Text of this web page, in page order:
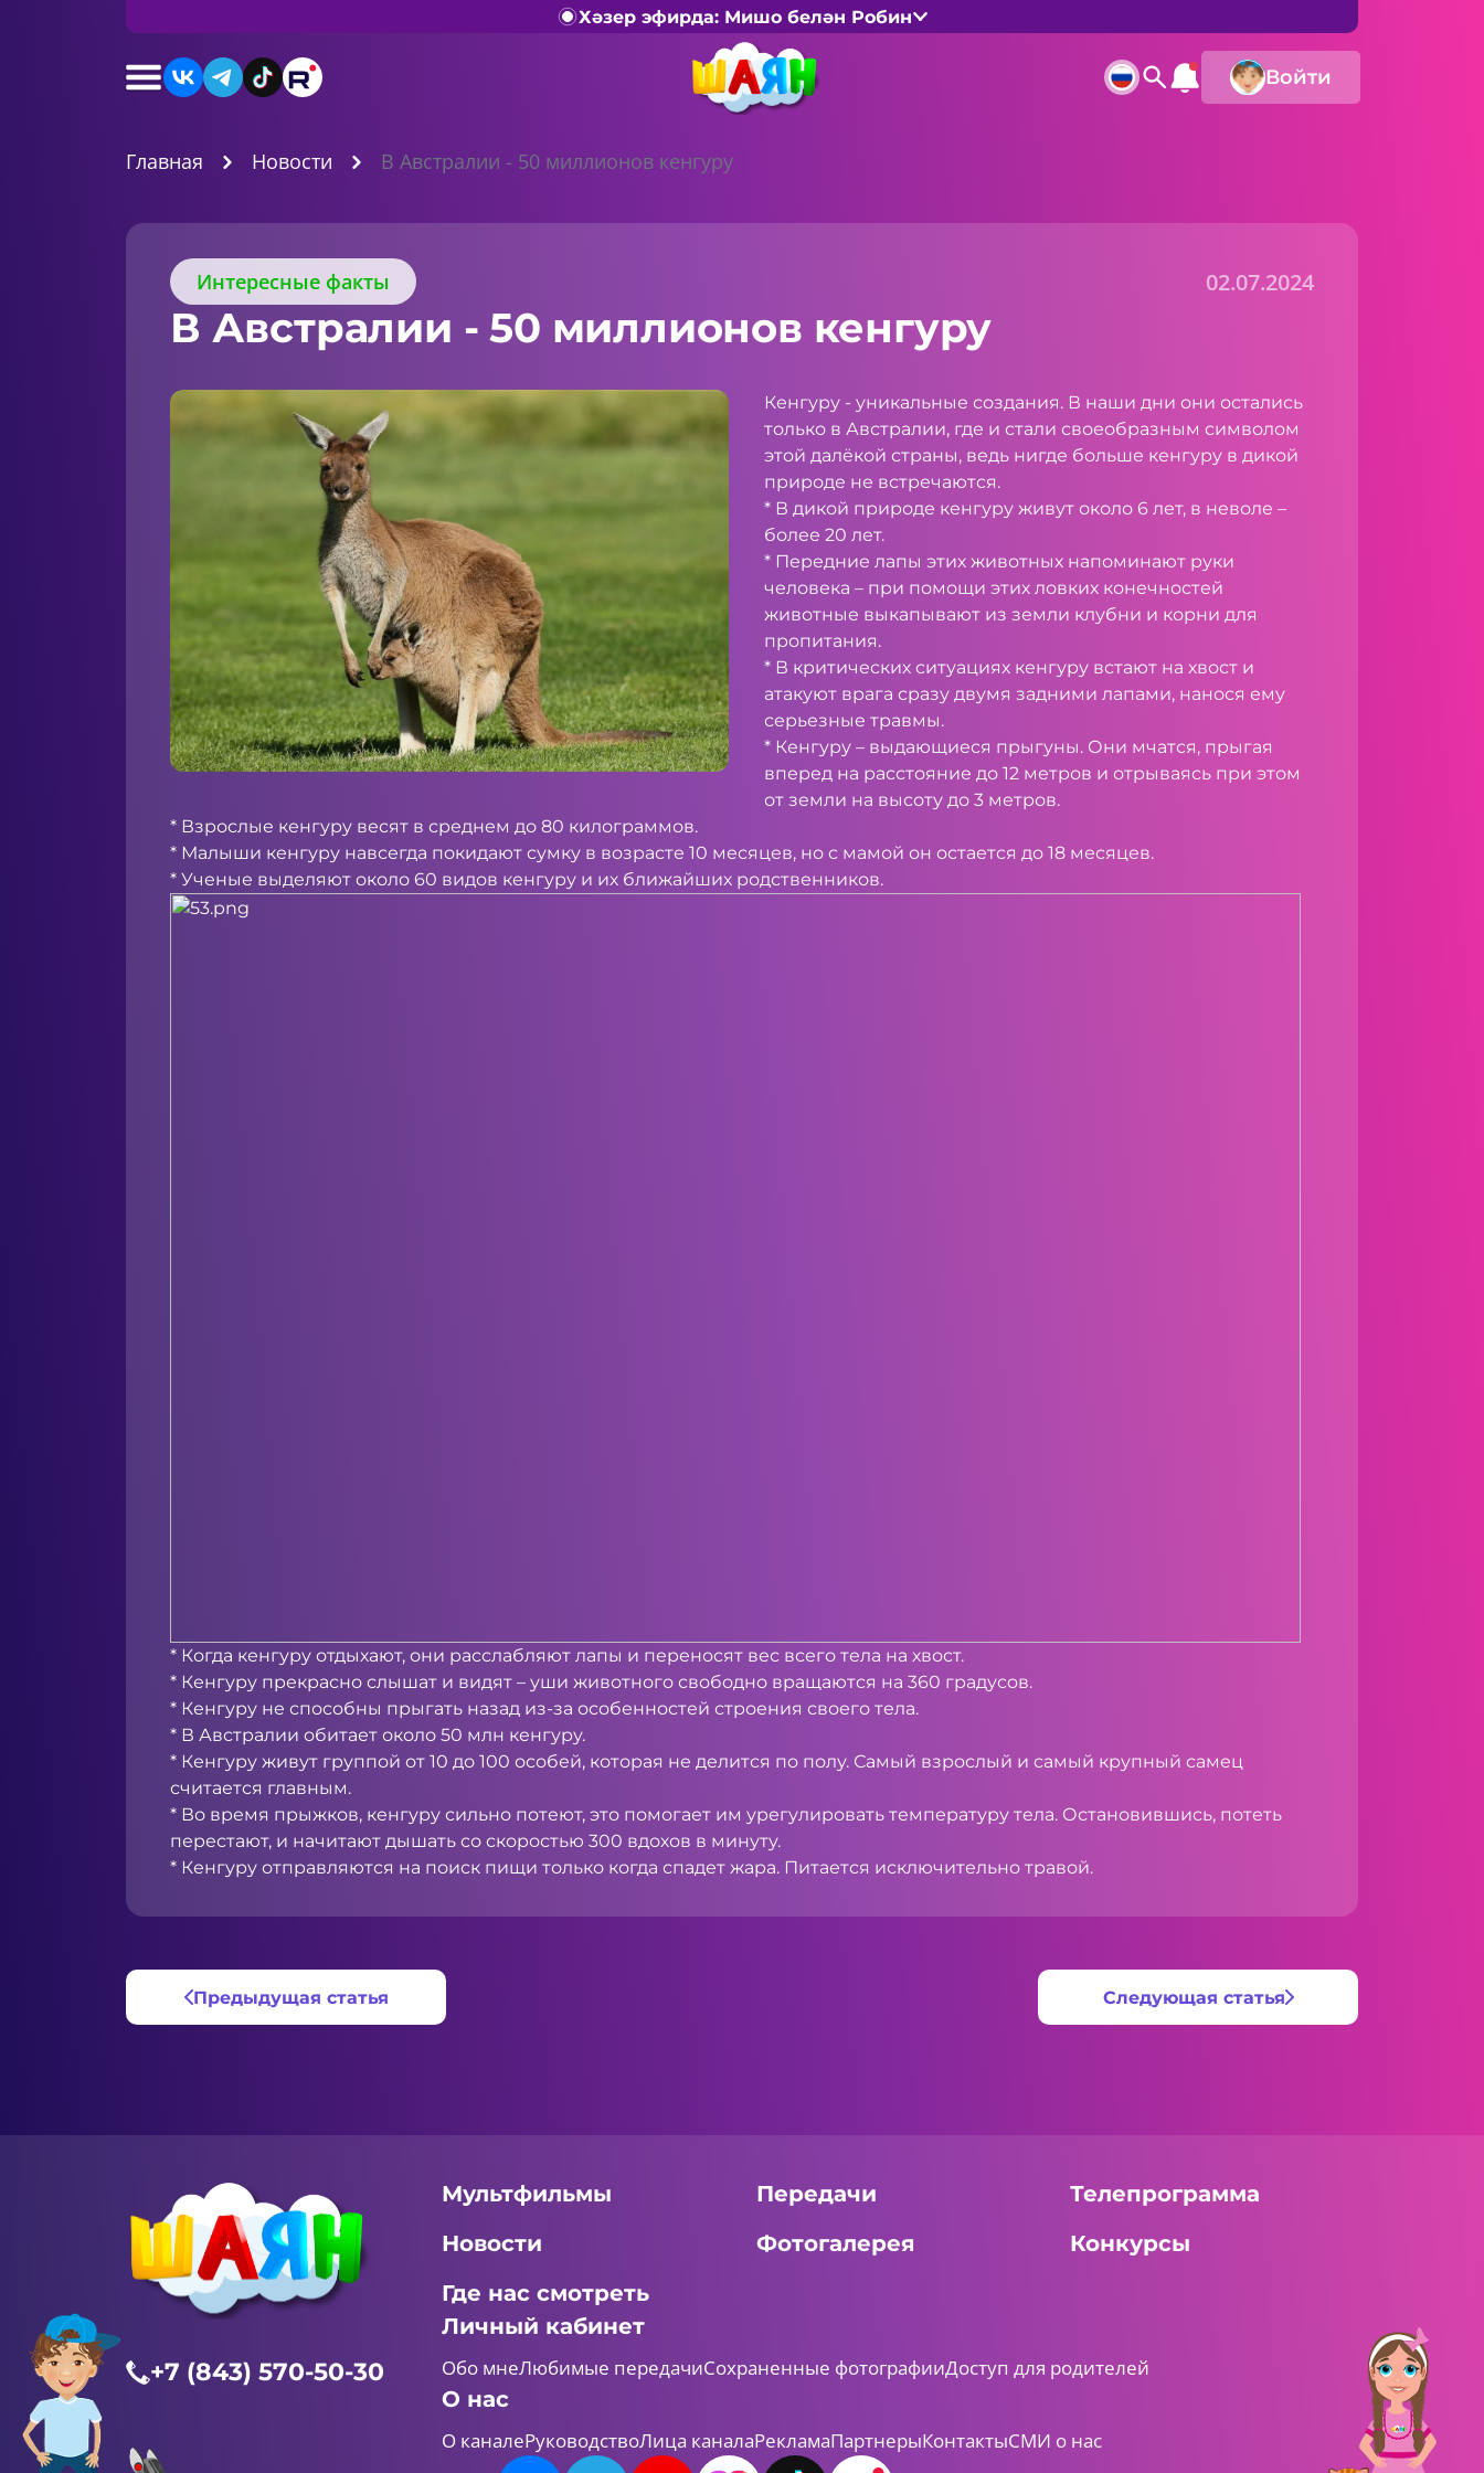
Хәзер эфирда: Мишо белән Робин
Войти
Главная Новости В Австралии - 50 миллионов кенгуру
Интересные факты 02.07.2024
В Австралии - 50 миллионов кенгуру
Кенгуру - уникальные создания. В наши дни они остались
только в Австралии, где и стали своеобразным символом
этой далёкой страны, ведь нигде больше кенгуру в дикой
природе не встречаются.
* В дикой природе кенгуру живут около 6 лет, в неволе –
более 20 лет.
* Передние лапы этих животных напоминают руки
человека – при помощи этих ловких конечностей
животные выкапывают из земли клубни и корни для
пропитания.
* В критических ситуациях кенгуру встают на хвост и
атакуют врага сразу двумя задними лапами, нанося ему
серьезные травмы.
* Кенгуру – выдающиеся прыгуны. Они мчатся, прыгая
вперед на расстояние до 12 метров и отрываясь при этом
от земли на высоту до 3 метров.
* Взрослые кенгуру весят в среднем до 80 килограммов.
* Малыши кенгуру навсегда покидают сумку в возрасте 10 месяцев, но с мамой он остается до 18 месяцев.
* Ученые выделяют около 60 видов кенгуру и их ближайших родственников.
* Когда кенгуру отдыхают, они расслабляют лапы и переносят вес всего тела на хвост.
* Кенгуру прекрасно слышат и видят – уши животного свободно вращаются на 360 градусов.
* Кенгуру не способны прыгать назад из-за особенностей строения своего тела.
* В Австралии обитает около 50 млн кенгуру.
* Кенгуру живут группой от 10 до 100 особей, которая не делится по полу. Самый взрослый и самый крупный самец
считается главным.
* Во время прыжков, кенгуру сильно потеют, это помогает им урегулировать температуру тела. Остановившись, потеть
перестают, и начитают дышать со скоростью 300 вдохов в минуту.
* Кенгуру отправляются на поиск пищи только когда спадет жара. Питается исключительно травой.
Предыдущая статья Следующая статья
+7 (843) 570-50-30
Мультфильмы Передачи
Телепрограмма
Новости
Фотогалерея
Конкурсы
Где нас смотреть
Личный кабинет
Обо мнеЛюбимые передачиСохраненные фотографииДоступ для родителей
О нас
О каналеРуководствоЛица каналаРекламаПартнерыКонтактыСМИ о нас